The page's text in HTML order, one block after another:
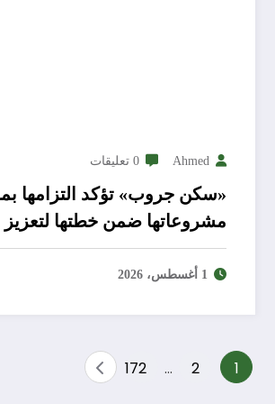
Ahmed 0 تعليقات
«سكن جروب» تؤكد التزامها
مشروعاتها ضمن خطتها لتعزيز
1 أغسطس، 2026
Posts
1
2
…
172